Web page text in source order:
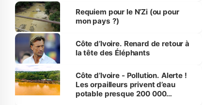
Requiem pour le N’Zi (ou pour
mon pays ?)
Côte d’Ivoire. Renard de retour à
la tête des Éléphants
Côte d’Ivoire - Pollution. Alerte !
Les orpailleurs privent d’eau
potable presque 200 000